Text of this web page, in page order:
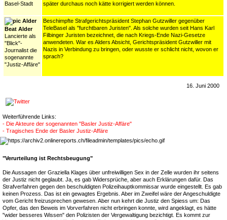
Basel-Stadt
später durchaus noch kätte korrigiert werden können.
Beat Alder
Lancierte als
"Blick"-
Journalist die
sogenannte
"Justiz-Affäre"
Beschimpfte Strafgerichtspräsident Stephan Gutzwiller gegenüber
TeleBasel als "furchtbaren Juristen". Als solche wurden seit Hans Karl
Filbinger Juristen bezeichnet, die nach Kriegs-Ende Nazi-Gesetze
anwendeten. War es Alders Absicht, Gerichtspräsident Gutzwiller mit
Nazis in Verbindung zu bringen, oder wusste er schlicht nicht, wovon er
sprach?
16. Juni 2000
Weiterführende Links:
- Die Akteure der sogenannten "Basler Justiz-Affäre"
- Tragisches Ende der Basler Justiz-Affäre
"Verurteilung ist Rechtsbeugung"
Die Aussagen der Graziella Klages über unfreiwilligen Sex in der Zelle wurden ihr seitens
der Justiz nicht geglaubt. Ja, es gab Widersprüche, aber auch Erklärungen dafür. Das
Strafverfahren gegen den beschuldigten Polizeihauptkommissar wurde eingestellt. Es gab
keinen Prozess. Das ist ein gewagtes Ergebnis. Aber im Zweifel wäre der Angeschuldigte
vom Gericht freizusprechen gewesen. Aber nun kehrt die Justiz den Spiess um: Das
Opfer, das den Beweis im Vorverfahren nicht erbringen konnte, wird angeklagt, es hätte
"wider besseres Wissen" den Polizisten der Vergewaltigung bezichtigt. Es kommt zur